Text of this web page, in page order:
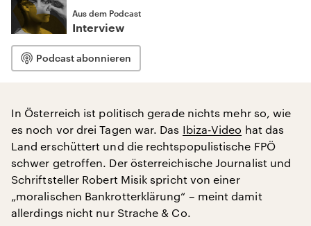
Aus dem Podcast
Interview
Podcast abonnieren
In Österreich ist politisch gerade nichts mehr so, wie
es noch vor drei Tagen war. Das Ibiza-Video hat das
Land erschüttert und die rechtspopulistische FPÖ
schwer getroffen. Der österreichische Journalist und
Schriftsteller Robert Misik spricht von einer
„moralischen Bankrotterklärung“ – meint damit
allerdings nicht nur Strache & Co.